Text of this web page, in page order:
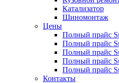
Катализатор
Шиномонтаж
Цены
Полный прайс
Полный прайс
Полный прайс
Полный прайс
Полный прайс
Контакты